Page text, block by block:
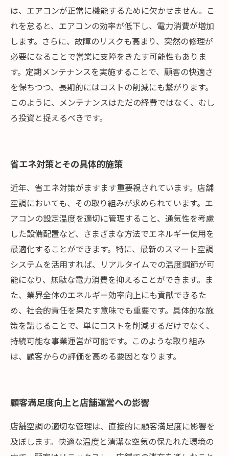
は、エアコンが正常に機能するために欠かせません。こ
れを怠ると、エアコンの効率が低下し、電力消費が増加
します。さらに、故障のリスクも高まり、突然の修理が
必要になることで営業に支障をきたす可能性もありま
す。定期メンテナンスを実施することで、顧客の快適さ
を保ちつつ、長期的にはコストの削減にも繋がります。
このように、メンテナンスはただの経費ではなく、むし
ろ投資と捉えるべきです。
省エネ対策とその具体的施策
近年、省エネ対策がますます重要視されています。店舗
空調においても、その取り組みが求められています。エ
アコンの設定温度を適切に管理すること、通気性を考慮
した設備配置など、さまざまな方法でエネルギー使用を
最適化することができます。特に、最新のスマート空調
システムを活用すれば、リアルタイムでの温度調節が可
能になり、無駄な電力消費を抑えることができます。ま
た、業界全体のエネルギー効率向上にも貢献できるた
め、社会的責任を果たす意味でも重要です。具体的な施
策を講じることで、単にコストを削減するだけでなく、
持続可能な事業運営が可能です。このような取り組み
は、顧客からの評価を高める要因となります。
顧客満足度向上と店舗運営への影響
店舗空調の適切な管理は、直接的に顧客満足度に影響を
及ぼします。快適な温度と清潔な空気の保たれた環境の